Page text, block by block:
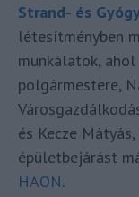
Strand- és
létesítményben
munkálatok,
polgármestere,
és Kecze
épületbejárást
HAON.